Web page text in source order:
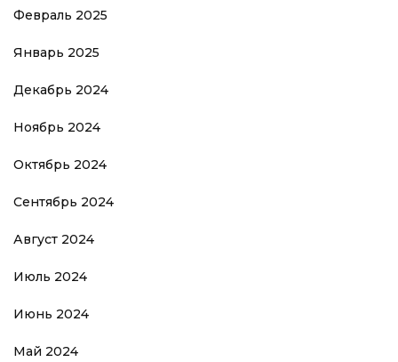
Февраль 2025
Январь 2025
Декабрь 2024
Ноябрь 2024
Октябрь 2024
Сентябрь 2024
Август 2024
Июль 2024
Июнь 2024
Май 2024